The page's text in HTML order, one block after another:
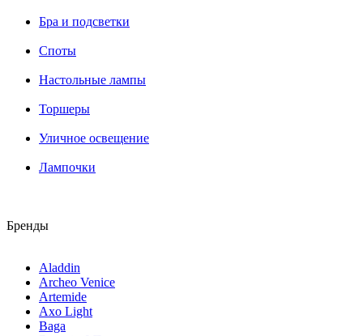
Бра и подсветки
Споты
Настольные лампы
Торшеры
Уличное освещение
Лампочки
Бренды
Aladdin
Archeo Venice
Artemide
Axo Light
Baga